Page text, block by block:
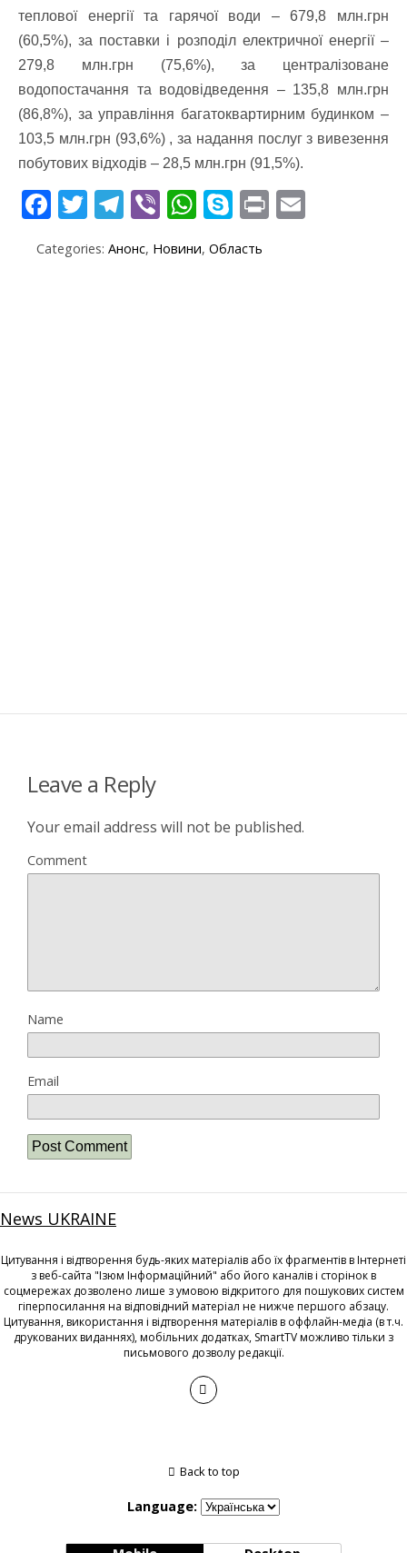
теплової енергії та гарячої води – 679,8 млн.грн
(60,5%), за поставки і розподіл електричної енергії –
279,8 млн.грн (75,6%), за централізоване
водопостачання та водовідведення – 135,8 млн.грн
(86,8%), за управління багатоквартирним будинком –
103,5 млн.грн (93,6%) , за надання послуг з вивезення
побутових відходів – 28,5 млн.грн (91,5%).
F
e
T
itt
T
e
Vi
er
W
at
S
y
Pr
Categories: Анонс, Новини, Область
Leave a Reply
Your email address will not be published.
Comment
Name
Email
News UKRAINE
Цитування і відтворення будь-яких матеріалів або їх фрагментів в Інтернеті
з веб-сайта "Ізюм Інформаційний" або його каналів і сторінок в
соцмережах дозволено лише з умовою відкритого для пошукових систем
гіперпосилання на відповідний матеріал не нижче першого абзацу.
Цитування, використання і відтворення матеріалів в оффлайн-медіа (в т.ч.
друкованих виданнях), мобільних додатках, SmartTV можливо тільки з
письмового дозволу редакції.
Back to top
Language: